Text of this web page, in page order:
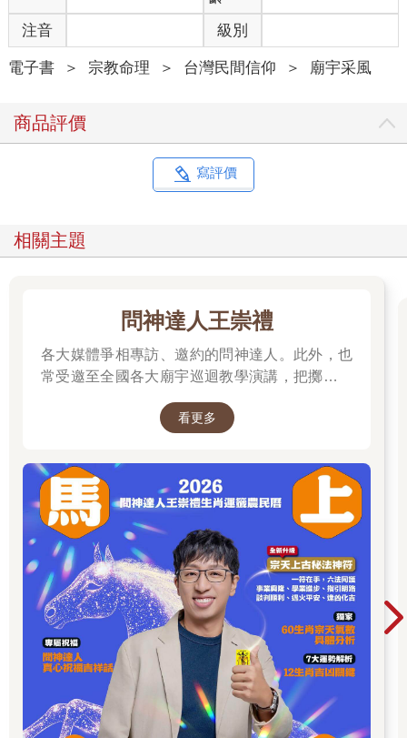
注音
級別
電子書 ＞ 宗教命理 ＞ 台灣民間信仰 ＞ 廟宇采風
商品評價
寫評價
相關主題
問神達人王崇禮
各大媒體爭相專訪、邀約的問神達人。此外，也
常受邀至全國各大廟宇巡迴教學演講，把擲筊、
看更多